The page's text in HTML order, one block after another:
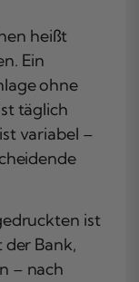
heißt
Ein
ohne
täglich
variabel –
ist
der Bank,
– nach